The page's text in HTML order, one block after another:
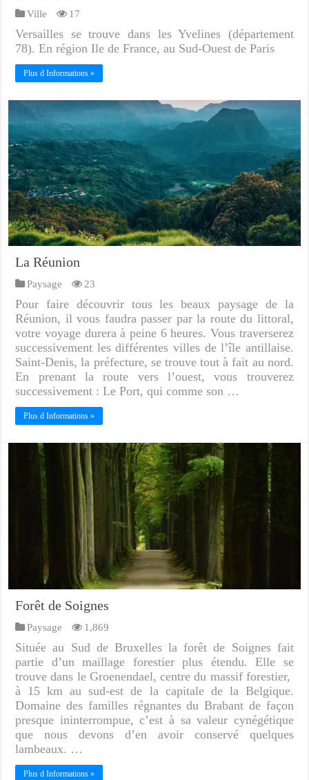
Ville 17
Versailles se trouve dans les Yvelines (département
78). En région Ile de France, au Sud-Ouest de Paris
Plus d Informations »
La Réunion
Paysage 23
Pour faire découvrir tous les beaux paysage de la
Réunion, il vous faudra passer par la route du littoral,
votre voyage durera à peine 6 heures. Vous traverserez
successivement les différentes villes de l’île antillaise.
Saint-Denis, la préfecture, se trouve tout à fait au nord.
En prenant la route vers l’ouest, vous trouverez
successivement : Le Port, qui comme son …
Plus d Informations »
Forêt de Soignes
Paysage 1,869
Située au Sud de Bruxelles la forêt de Soignes fait
partie d’un maillage forestier plus étendu. Elle se
trouve dans le Groenendael, centre du massif forestier,
à 15 km au sud-est de la capitale de la Belgique.
Domaine des familles régnantes du Brabant de façon
presque ininterrompue, c’est à sa valeur cynégétique
que nous devons d’en avoir conservé quelques
lambeaux. …
Plus d Informations »